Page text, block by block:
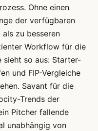
Ohne einen
der verfügbaren
zu besseren
Workflow für die
sieht so aus: Starter-
und FIP-Vergleiche
Savant für die
Trends der
Pitcher fallende
unabhängig von